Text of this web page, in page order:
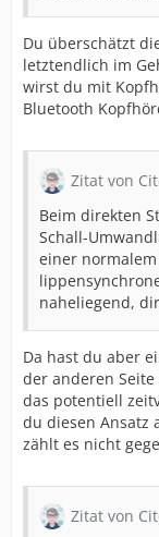
Du überschätzt
letztendlich im
wirst du mit
Bluetooth
Zitat von
Beim direkten
Schall-
einer
naheliegend,
Da hast du aber
der anderen
das potentiell
du diesen Ansatz
zählt es nicht
Zitat von